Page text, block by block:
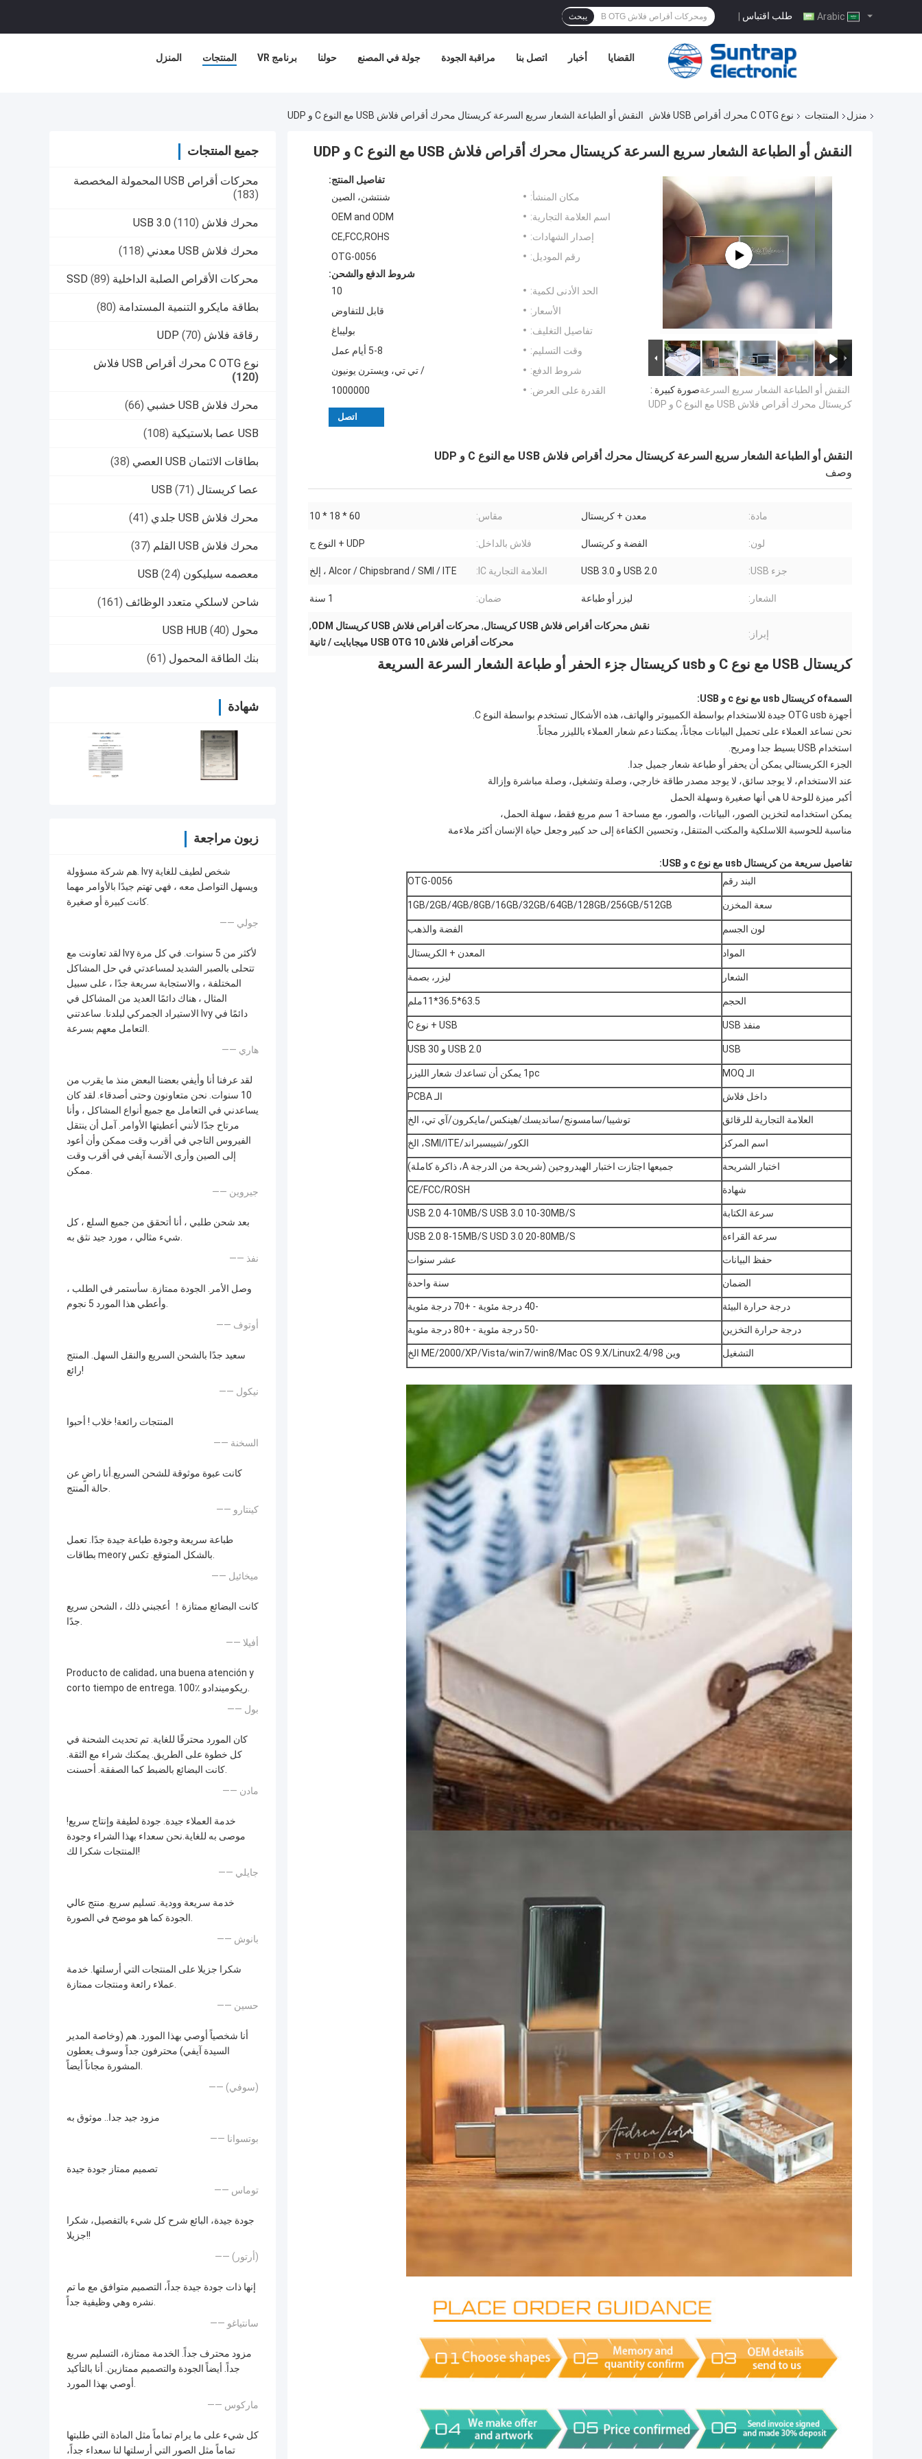
طلب اقتباس | يبحث
المنزل المنتجات برنامج VR حولنا جولة في المصنع مراقبة الجودة اتصل بنا أخبار القضايا
منزل المنتجات نوع C OTG محرك أقراص USB فلاش النقش أو الطباعة الشعار سريع السرعة كريستال محرك أقراص فلاش USB مع النوع C و UDP
جميع المنتجات
محركات أقراص USB المحمولة المخصصة
(183)
محرك فلاش USB 3.0 (110)
محرك فلاش USB معدني (118)
محركات الأقراص الصلبة الداخلية SSD (89)
بطاقة مايكرو التنمية المستدامة (80)
رقاقة فلاش UDP (70)
نوع C OTG محرك أقراص USB فلاش
(120)
محرك فلاش USB خشبي (66)
USB عصا بلاستيكية (108)
بطاقات الائتمان USB العصي (38)
عصا كريستال USB (71)
محرك فلاش USB جلدي (41)
محرك فلاش USB القلم (37)
معصمه سيليكون USB (24)
شاحن لاسلكي متعدد الوظائف (161)
محول USB HUB (40)
بنك الطاقة المحمول (61)
شهادة
زبون مراجعة
هم شركة مسؤولة. Ivy شخص لطيف للغاية
ويسهل التواصل معه ، فهي تهتم جيدًا بالأوامر مهما
كانت كبيرة أو صغيرة.
—— جولي
لقد تعاونت مع Ivy لأكثر من 5 سنوات. في كل مرة
تتحلى بالصبر الشديد لمساعدتي في حل المشاكل
المختلفة ، والاستجابة سريعة جدًا ، على سبيل
المثال ، هناك دائمًا العديد من المشاكل في
الاستيراد الجمركي لبلدنا. ساعدتني Ivy دائمًا في
التعامل معهم بسرعة.
—— هاري
لقد عرفنا أنا وأيفي بعضنا البعض منذ ما يقرب من
10 سنوات. نحن متعاونون وحتى أصدقاء. لقد كان
يساعدني في التعامل مع جميع أنواع المشاكل ، وأنا
مرتاح جدًا لأنني أعطيتها الأوامر. آمل أن ينتقل
الفيروس التاجي في أقرب وقت ممكن وأن أعود
إلى الصين وأرى الآنسة آيفي في أقرب وقت
ممكن.
—— جيروين
بعد شحن طلبي ، أنا أتحقق من جميع السلع ، كل
شيء مثالي ، مورد جيد نثق به.
—— نفذ
وصل الأمر. الجودة ممتازة. سأستمر في الطلب ،
وأعطي هذا المورد 5 نجوم.
—— أوتوف
سعيد جدًا بالشحن السريع والنقل السهل. المنتج
رائع!
—— نيكول
المنتجات رائعة! خلاب ! أحبوا
—— السخنة
كانت عبوة موثوقة للشحن السريع.أنا راضٍ عن
حالة المنتج.
—— كينتارو
طباعة سريعة وجودة طباعة جيدة جدًا. تعمل
بطاقات meory بالشكل المتوقع. تكس.
—— ميخائيل
كانت البضائع ممتازة！ أعجبني ذلك ، الشحن سريع
جدًا.
—— أفيلا
Producto de calidad، una buena atención y
corto tiempo de entrega. 100٪ ريكوميندادو.
—— بول
كان المورد محترفًا للغاية. تم تحديث الشحنة في
كل خطوة على الطريق. يمكنك شراء مع الثقة.
كانت البضائع بالضبط كما الصفقة. أحسنت.
—— مادن
خدمة العملاء جيدة. جودة لطيفة وإنتاج سريع!
موصى به للغاية.نحن سعداء بهذا الشراء وجودة
المنتجات شكرا لك!
—— جايلي
خدمة سريعة وودية. تسليم سريع. منتج عالي
الجودة كما هو موضح في الصورة.
—— بانوش
شكرا جزيلا على المنتجات التي أرسلتها. خدمة
عملاء رائعة ومنتجات ممتازة.
—— حسين
أنا شخصياً أوصي بهذا المورد. هم (وخاصة المدير
السيدة آيفي) محترفون جداً وسوف يعطون
المشورة مجاناً أيضاً.
—— (سوفي)
مزود جيد جدا.. موثوق به
—— بوتسوانا
تصميم ممتاز جودة جيدة
—— توماس
جودة جيدة، البائع شرح كل شيء بالتفصيل، شكرا
جزيلا!!
—— (أرتور)
إنها ذات جودة جيدة جداً، التصميم متوافق مع ما تم
نشره وهي وظيفية جداً.
—— سانتياغو
مزود محترف جداً. الخدمة ممتازة، التسليم سريع
جداً. أيضاً الجودة والتصميم ممتازين. أنا بالتأكيد
أوصي بهذا المورد.
—— ماركوس
كل شيء على ما يرام تماماً مثل المادة التي طلبتها
تماماً مثل الصور التي أرسلتها لنا سعداء جداً،
النقش أو الطباعة الشعار سريع السرعة كريستال محرك أقراص فلاش USB مع النوع C و UDP
صورة كبيرة :النقش أو الطباعة الشعار سريع السرعة
كريستال محرك أقراص فلاش USB مع النوع C و UDP
تفاصيل المنتج:
مكان المنشأ:
شنتشن، الصين
اسم العلامة التجارية:
OEM and ODM
إصدار الشهادات:
CE,FCC,ROHS
رقم الموديل:
OTG-0056
شروط الدفع والشحن:
الحد الأدنى لكمية:
10
الأسعار:
قابل للتفاوض
تفاصيل التغليف:
بوليباغ
وقت التسليم:
5-8 أيام عمل
شروط الدفع:
/ تي تي، ويسترن يونيون
القدرة على العرض:
1000000
اتصل
النقش أو الطباعة الشعار سريع السرعة كريستال محرك أقراص فلاش USB مع النوع C و UDP
وصف
مادة: معدن + كريستال مقاس: 60 * 18 * 10
لون: الفضة و كريتسال فلاش بالداخل: UDP + النوع ج
جزء USB: USB 2.0 و USB 3.0 العلامة التجارية IC: Alcor / Chipsbrand / SMI / ITE ، إلخ
الشعار: ليزر أو طباعة ضمان: 1 سنة
إبراز:
نقش محركات أقراص فلاش USB كريستال , محركات أقراص فلاش USB كريستال ODM
,
محركات أقراص فلاش USB OTG 10 ميجابايت / ثانية
كريستال USB مع نوع C و usb كريستال جزء الحفر أو طباعة الشعار السرعة السريعة
السمة of كريستال usb مع نوع c و USB
:
أجهزة OTG usb جيدة للاستخدام بواسطة الكمبيوتر والهاتف، هذه الأشكال تستخدم بواسطة النوع C.
نحن نساعد العملاء على تحميل البيانات مجاناً، يمكننا دعم شعار العملاء بالليزر مجاناً.
استخدام USB بسيط جدا ومريح.
الجزء الكريستالي يمكن أن يحفر أو طباعة شعار جميل جدا.
عند الاستخدام، لا يوجد سائق، لا يوجد مصدر طاقة خارجي، وصلة وتشغيل، وصلة مباشرة وإزالة
أكبر ميزة للوحة U هي أنها صغيرة وسهلة الحمل
يمكن استخدامه لتخزين الصور، البيانات، والصور، مع مساحة 1 سم مربع فقط، سهلة الحمل،
مناسبة للحوسبة اللاسلكية والمكتب المتنقل، وتحسين الكفاءة إلى حد كبير وجعل حياة الإنسان أكثر ملاءمة
تفاصيل سريعة من كريستال usb مع نوع c و USB:
البند رقم
OTG-0056
سعة المخزن 1GB/2GB/4GB/8GB/16GB/32GB/64GB/128GB/256GB/512GB
لون الجسم الفضة والذهب
المواد المعدن + الكريستال
الشعار ليزر، بصمة
الحجم 63.5*36.5*11ملم
منفذ USB USB + نوع C
USB USB 2.0 و USB 30
الـ MOQ 1pc يمكن أن تساعدك شعار الليزر
داخل فلاش الـ PCBA
العلامة التجارية للرقائق توشيبا/سامسونج/سانديسك/هينكس/مايكرون/آي تي، الخ
اسم المركز الكور/شيبسبراند/SMI/ITE، الخ
اختبار الشريحة جميعها اجتازت اختبار الهيدروجين (شريحة من الدرجة A، ذاكرة كاملة)
شهادة CE/FCC/ROSH
سرعة الكتابة USB 2.0 4-10MB/S USB 3.0 10-30MB/S
سرعة القراءة USB 2.0 8-15MB/S USD 3.0 20-80MB/S
حفظ البيانات عشر سنوات
الضمان سنة واحدة
درجة حرارة البيئة -40 درجة مئوية - +70 درجة مئوية
درجة حرارة التخزين -50 درجة مئوية - +80 درجة مئوية
التشغيل وين 98/ME/2000/XP/Vista/win7/win8/Mac OS 9.X/Linux2.4 الخ